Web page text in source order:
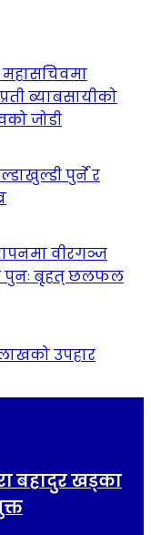
महासचिवमा
ब्याबसायीको
जोडी
पुर्ने र
वीरगञ्ज
पुनः बृहत् छलफल
उपहार
बहादुर खड्का